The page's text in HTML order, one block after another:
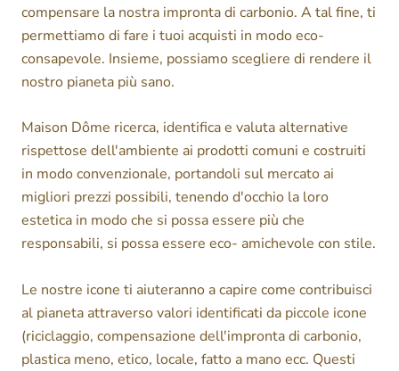
compensare la nostra impronta di carbonio. A tal fine, ti
permettiamo di fare i tuoi acquisti in modo eco-
consapevole. Insieme, possiamo scegliere di rendere il
nostro pianeta più sano.
Maison Dôme ricerca, identifica e valuta alternative
rispettose dell'ambiente ai prodotti comuni e costruiti
in modo convenzionale, portandoli sul mercato ai
migliori prezzi possibili, tenendo d'occhio la loro
estetica in modo che si possa essere più che
responsabili, si possa essere eco- amichevole con stile.
Le nostre icone ti aiuteranno a capire come contribuisci
al pianeta attraverso valori identificati da piccole icone
(riciclaggio, compensazione dell'impronta di carbonio,
plastica meno, etico, locale, fatto a mano ecc. Questi